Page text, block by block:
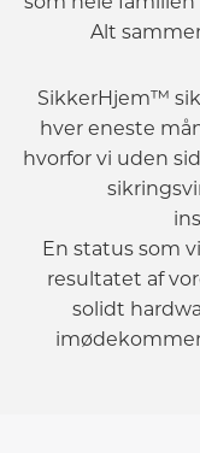
Alt
SikkerHjem™
hver eneste
hvorfor vi uden
En status som
resultatet af
solidt